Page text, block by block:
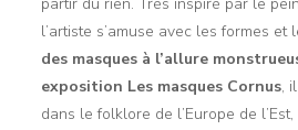
l’artiste s’amuse avec les formes
des masques à l’allure
exposition Les masques Cornus,
dans le folklore de l’Europe de